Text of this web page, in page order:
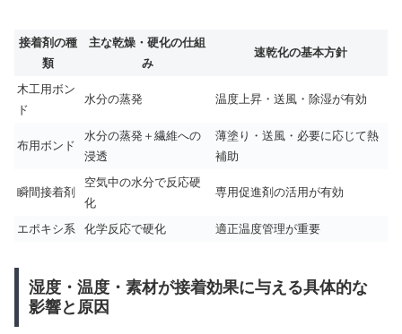
接着剤の種
類
主な乾燥・硬化の仕組
み
速乾化の基本方針
木工用ボン
ド
水分の蒸発 温度上昇・送風・除湿が有効
布用ボンド
水分の蒸発＋繊維への
浸透
薄塗り・送風・必要に応じて熱
補助
瞬間接着剤
空気中の水分で反応硬
化
専用促進剤の活用が有効
エポキシ系 化学反応で硬化 適正温度管理が重要
湿度・温度・素材が接着効果に与える具体的な
影響と原因